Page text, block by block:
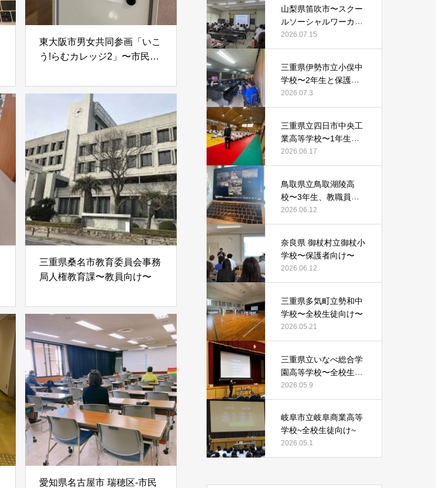
東大阪市男女共同参画「いこ
う!らむカレッジ2」〜市民向
三重県桑名市教育委員会事務
局人権教育課〜教員向け〜
愛知県名古屋市 瑞穂区-市民
山梨県笛吹市〜スクー
ルソーシャルワーカー
等向け〜
2026.07.15
三重県伊勢市立小俣中
学校〜2年生と保護者
向け〜
2026.07.3
三重県立四日市中央工
業高等学校〜1年生向
け〜
2026.06.17
鳥取県立鳥取湖陵高
校〜3年生、教職員向
け〜
2026.06.12
奈良県 御杖村立御杖小
学校〜保護者向け〜
2026.06.12
三重県多気町立勢和中
学校〜全校生徒向け〜
2026.05.21
三重県立いなべ総合学
園高等学校〜全校生徒
向け〜
2026.05.9
岐阜市立岐阜商業高等
学校~全校生徒向け~
2026.05.1